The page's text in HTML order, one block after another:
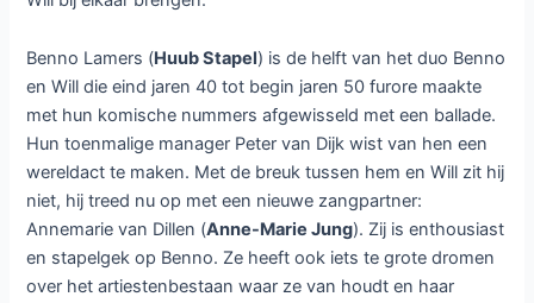
Benno Lamers (Huub Stapel) is de helft van het duo Benno
en Will die eind jaren 40 tot begin jaren 50 furore maakte
met hun komische nummers afgewisseld met een ballade.
Hun toenmalige manager Peter van Dijk wist van hen een
wereldact te maken. Met de breuk tussen hem en Will zit hij
niet, hij treed nu op met een nieuwe zangpartner:
Annemarie van Dillen (Anne-Marie Jung). Zij is enthousiast
en stapelgek op Benno. Ze heeft ook iets te grote dromen
over het artiestenbestaan waar ze van houdt en haar